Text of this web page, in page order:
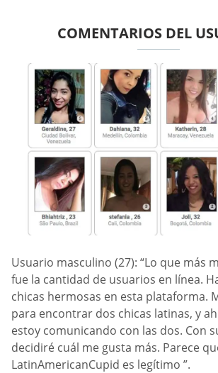
COMENTARIOS DEL
Usuario masculino (27): “Lo que más
fue la cantidad de usuarios en línea.
chicas hermosas en esta plataforma.
para encontrar dos chicas latinas, y
estoy comunicando con las dos. Con
decidiré cuál me gusta más. Parece
LatinAmericanCupid es legítimo ”.